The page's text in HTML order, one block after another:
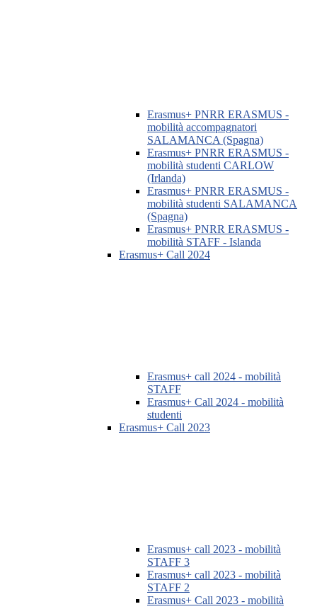
Erasmus+ PNRR ERASMUS -
mobilità accompagnatori
SALAMANCA (Spagna)
Erasmus+ PNRR ERASMUS -
mobilità studenti CARLOW
(Irlanda)
Erasmus+ PNRR ERASMUS -
mobilità studenti SALAMANCA
(Spagna)
Erasmus+ PNRR ERASMUS -
mobilità STAFF - Islanda
Erasmus+ Call 2024
Erasmus+ call 2024 - mobilità
STAFF
Erasmus+ Call 2024 - mobilità
studenti
Erasmus+ Call 2023
Erasmus+ call 2023 - mobilità
STAFF 3
Erasmus+ call 2023 - mobilità
STAFF 2
Erasmus+ Call 2023 - mobilità